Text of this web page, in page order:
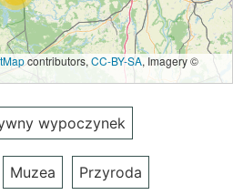
contributors, CC-BY-SA, Imagery ©
wypoczynek
Muzea Przyroda